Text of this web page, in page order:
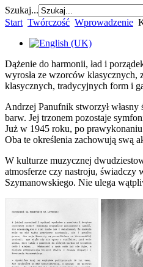
Szukaj...
Start Twórczość Wprowadzenie
Dążenie do harmonii, ład i
wyrosła ze wzorców klasycznych,
klasycznych, tradycyjnych form i
Andrzej Panufnik stworzył
barw. Jej trzonem pozostaje
Już w 1945 roku, po
Oba te określenia zachowują swą
W kulturze muzycznej
atmosferze czy nastroju, świadczy
Szymanowskiego. Nie ulega